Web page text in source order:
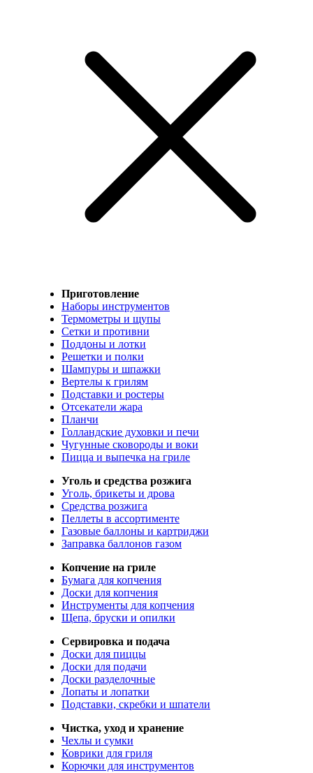
Приготовление
Наборы инструментов
Термометры и щупы
Сетки и противни
Поддоны и лотки
Решетки и полки
Шампуры и шпажки
Вертелы к грилям
Подставки и ростеры
Отсекатели жара
Планчи
Голландские духовки и печи
Чугунные сковороды и воки
Пицца и выпечка на гриле
Уголь и средства розжига
Уголь, брикеты и дрова
Средства розжига
Пеллеты в ассортименте
Газовые баллоны и картриджи
Заправка баллонов газом
Копчение на гриле
Бумага для копчения
Доски для копчения
Инструменты для копчения
Щепа, бруски и опилки
Сервировка и подача
Доски для пиццы
Доски для подачи
Доски разделочные
Лопаты и лопатки
Подставки, скребки и шпатели
Чистка, уход и хранение
Чехлы и сумки
Коврики для гриля
Корючки для инструментов